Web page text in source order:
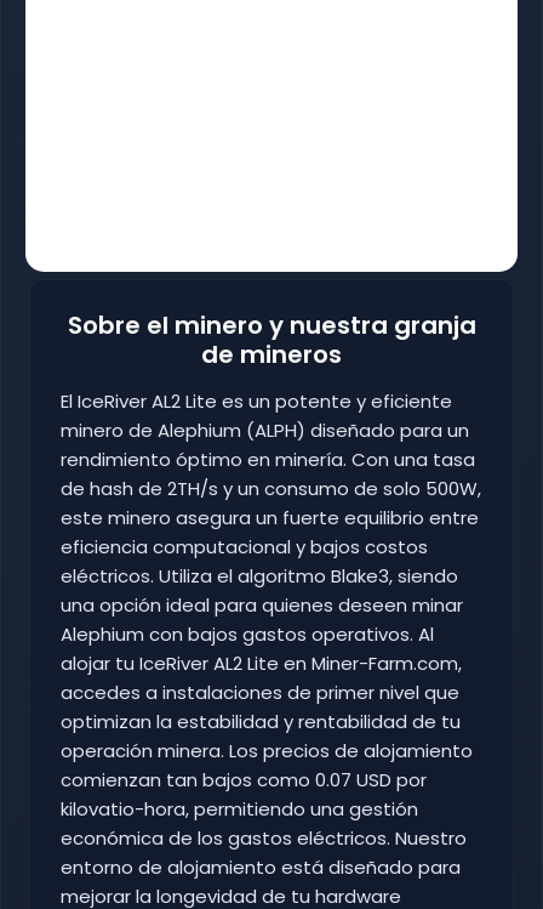
Sobre el minero y nuestra granja
de mineros
El IceRiver AL2 Lite es un potente y eficiente
minero de Alephium (ALPH) diseñado para un
rendimiento óptimo en minería. Con una tasa
de hash de 2TH/s y un consumo de solo 500W,
este minero asegura un fuerte equilibrio entre
eficiencia computacional y bajos costos
eléctricos. Utiliza el algoritmo Blake3, siendo
una opción ideal para quienes deseen minar
Alephium con bajos gastos operativos. Al
alojar tu IceRiver AL2 Lite en Miner-Farm.com,
accedes a instalaciones de primer nivel que
optimizan la estabilidad y rentabilidad de tu
operación minera. Los precios de alojamiento
comienzan tan bajos como 0.07 USD por
kilovatio-hora, permitiendo una gestión
económica de los gastos eléctricos. Nuestro
entorno de alojamiento está diseñado para
mejorar la longevidad de tu hardware